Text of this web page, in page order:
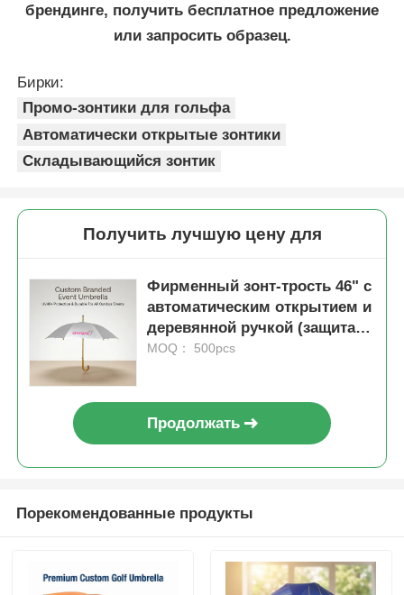
брендинге, получить бесплатное предложение
или запросить образец.
Бирки:
Промо-зонтики для гольфа
Автоматически открытые зонтики
Складывающийся зонтик
Получить лучшую цену для
Фирменный зонт-трость 46" с
автоматическим открытием и
деревянной ручкой (защита
от УФ-лучей 40+)
MOQ： 500pcs
Продолжать
Порекомендованные продукты